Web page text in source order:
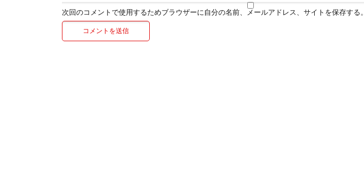
次回のコメントで使用するためブラウザーに自分の名前、メールアドレス、サイトを保存する。